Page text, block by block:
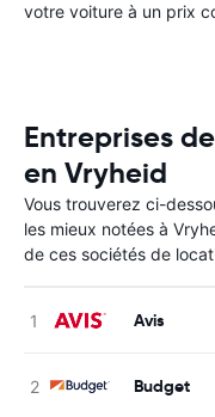
votre voiture à un prix
Entreprises
en Vryheid
Vous trouverez ci-
les mieux notées à
de ces sociétés de
Avis
Budget